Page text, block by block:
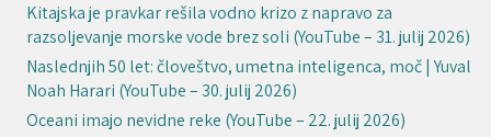
Kitajska je pravkar rešila vodno krizo z napravo za
razsoljevanje morske vode brez soli (YouTube – 31. julij 2026)
Naslednjih 50 let: človeštvo, umetna inteligenca, moč | Yuval
Noah Harari (YouTube – 30. julij 2026)
Oceani imajo nevidne reke (YouTube – 22. julij 2026)